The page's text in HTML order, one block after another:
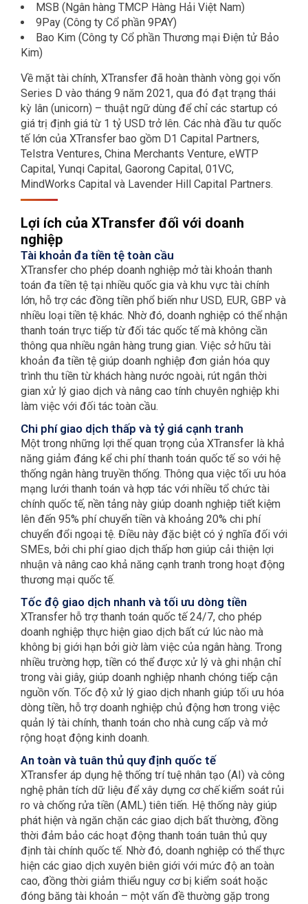
MSB (Ngân hàng TMCP Hàng Hải Việt Nam)
9Pay (Công ty Cổ phần 9PAY)
Bao Kim (Công ty Cổ phần Thương mại Điện tử Bảo
Kim)
Về mặt tài chính, XTransfer đã hoàn thành vòng gọi vốn
Series D vào tháng 9 năm 2021, qua đó đạt trạng thái
kỳ lân (unicorn) – thuật ngữ dùng để chỉ các startup có
giá trị định giá từ 1 tỷ USD trở lên. Các nhà đầu tư quốc
tế lớn của XTransfer bao gồm D1 Capital Partners,
Telstra Ventures, China Merchants Venture, eWTP
Capital, Yunqi Capital, Gaorong Capital, 01VC,
MindWorks Capital và Lavender Hill Capital Partners.
Lợi ích của XTransfer đối với doanh
nghiệp
Tài khoản đa tiền tệ toàn cầu
XTransfer cho phép doanh nghiệp mở tài khoản thanh
toán đa tiền tệ tại nhiều quốc gia và khu vực tài chính
lớn, hỗ trợ các đồng tiền phổ biến như USD, EUR, GBP và
nhiều loại tiền tệ khác. Nhờ đó, doanh nghiệp có thể nhận
thanh toán trực tiếp từ đối tác quốc tế mà không cần
thông qua nhiều ngân hàng trung gian. Việc sở hữu tài
khoản đa tiền tệ giúp doanh nghiệp đơn giản hóa quy
trình thu tiền từ khách hàng nước ngoài, rút ngắn thời
gian xử lý giao dịch và nâng cao tính chuyên nghiệp khi
làm việc với đối tác toàn cầu.
Chi phí giao dịch thấp và tỷ giá cạnh tranh
Một trong những lợi thế quan trọng của XTransfer là khả
năng giảm đáng kể chi phí thanh toán quốc tế so với hệ
thống ngân hàng truyền thống. Thông qua việc tối ưu hóa
mạng lưới thanh toán và hợp tác với nhiều tổ chức tài
chính quốc tế, nền tảng này giúp doanh nghiệp tiết kiệm
lên đến 95% phí chuyển tiền và khoảng 20% chi phí
chuyển đổi ngoại tệ. Điều này đặc biệt có ý nghĩa đối với
SMEs, bởi chi phí giao dịch thấp hơn giúp cải thiện lợi
nhuận và nâng cao khả năng cạnh tranh trong hoạt động
thương mại quốc tế.
Tốc độ giao dịch nhanh và tối ưu dòng tiền
XTransfer hỗ trợ thanh toán quốc tế 24/7, cho phép
doanh nghiệp thực hiện giao dịch bất cứ lúc nào mà
không bị giới hạn bởi giờ làm việc của ngân hàng. Trong
nhiều trường hợp, tiền có thể được xử lý và ghi nhận chỉ
trong vài giây, giúp doanh nghiệp nhanh chóng tiếp cận
nguồn vốn. Tốc độ xử lý giao dịch nhanh giúp tối ưu hóa
dòng tiền, hỗ trợ doanh nghiệp chủ động hơn trong việc
quản lý tài chính, thanh toán cho nhà cung cấp và mở
rộng hoạt động kinh doanh.
An toàn và tuân thủ quy định quốc tế
XTransfer áp dụng hệ thống trí tuệ nhân tạo (AI) và công
nghệ phân tích dữ liệu để xây dựng cơ chế kiểm soát rủi
ro và chống rửa tiền (AML) tiên tiến. Hệ thống này giúp
phát hiện và ngăn chặn các giao dịch bất thường, đồng
thời đảm bảo các hoạt động thanh toán tuân thủ quy
định tài chính quốc tế. Nhờ đó, doanh nghiệp có thể thực
hiện các giao dịch xuyên biên giới với mức độ an toàn
cao, đồng thời giảm thiểu nguy cơ bị kiểm soát hoặc
đóng băng tài khoản – một vấn đề thường gặp trong